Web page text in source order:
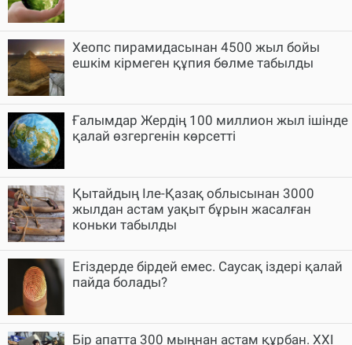
Хеопс пирамидасынан 4500 жыл бойы
ешкім кірмеген құпия бөлме табылды
Ғалымдар Жердің 100 миллион жыл ішінде
қалай өзгергенін көрсетті
Қытайдың Іле-Қазақ облысынан 3000
жылдан астам уақыт бұрын жасалған
коньки табылды
Егіздерде бірдей емес. Саусақ іздері қалай
пайда болады?
Бір апатта 300 мыңнан астам құрбан. XXI